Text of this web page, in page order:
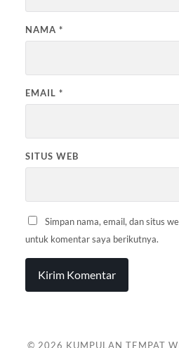
NAMA *
EMAIL *
SITUS WEB
Simpan nama, email, dan situs
untuk komentar saya berikutnya.
© 2026 KUMPULAN TEMPAT